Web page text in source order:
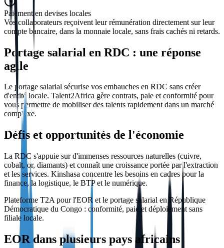
Paiement en devises locales
Vos collaborateurs reçoivent leur rémunération directement sur leur
compte bancaire, dans la monnaie locale, sans frais cachés ni retards.
Portage salarial en RDC : une réponse
agile
Le portage salarial sécurise vos embauches en RDC sans créer
d'entité locale. Talent2Africa gère contrats, paie et conformité pour
vous permettre de mobiliser des talents rapidement dans un marché
complexe.
Défis et opportunités de l'économie
La RDC s'appuie sur d'immenses ressources naturelles (cuivre,
cobalt, or, diamants) et connaît une croissance portée par l'extraction
et les services. Kinshasa concentre les besoins en cadres pour la
finance, la logistique, le BTP et le numérique.
Plateforme T2A pour l'EOR et le portage salarial en République
Démocratique du Congo : conformité, paie et déploiement sans
filiale locale.
EOR dans plusieurs pays africains